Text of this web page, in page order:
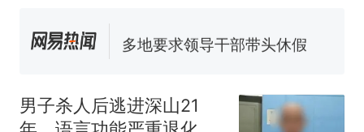
多地要求领导干部带头休假
么？
男子杀人后逃进深山21